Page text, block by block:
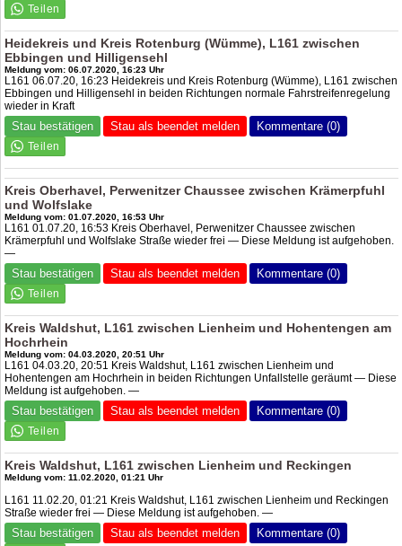
Heidekreis und Kreis Rotenburg (Wümme), L161 zwischen
Ebbingen und Hilligensehl
Meldung vom: 06.07.2020, 16:23 Uhr
L161 06.07.20, 16:23 Heidekreis und Kreis Rotenburg (Wümme), L161 zwischen
Ebbingen und Hilligensehl in beiden Richtungen normale Fahrstreifenregelung
wieder in Kraft
Stau bestätigen Stau als beendet melden Kommentare (0)
Kreis Oberhavel, Perwenitzer Chaussee zwischen Krämerpfuhl
und Wolfslake
Meldung vom: 01.07.2020, 16:53 Uhr
L161 01.07.20, 16:53 Kreis Oberhavel, Perwenitzer Chaussee zwischen
Krämerpfuhl und Wolfslake Straße wieder frei — Diese Meldung ist aufgehoben.
—
Stau bestätigen Stau als beendet melden Kommentare (0)
Kreis Waldshut, L161 zwischen Lienheim und Hohentengen am
Hochrhein
Meldung vom: 04.03.2020, 20:51 Uhr
L161 04.03.20, 20:51 Kreis Waldshut, L161 zwischen Lienheim und
Hohentengen am Hochrhein in beiden Richtungen Unfallstelle geräumt — Diese
Meldung ist aufgehoben. —
Stau bestätigen Stau als beendet melden Kommentare (0)
Kreis Waldshut, L161 zwischen Lienheim und Reckingen
Meldung vom: 11.02.2020, 01:21 Uhr
L161 11.02.20, 01:21 Kreis Waldshut, L161 zwischen Lienheim und Reckingen
Straße wieder frei — Diese Meldung ist aufgehoben. —
Stau bestätigen Stau als beendet melden Kommentare (0)